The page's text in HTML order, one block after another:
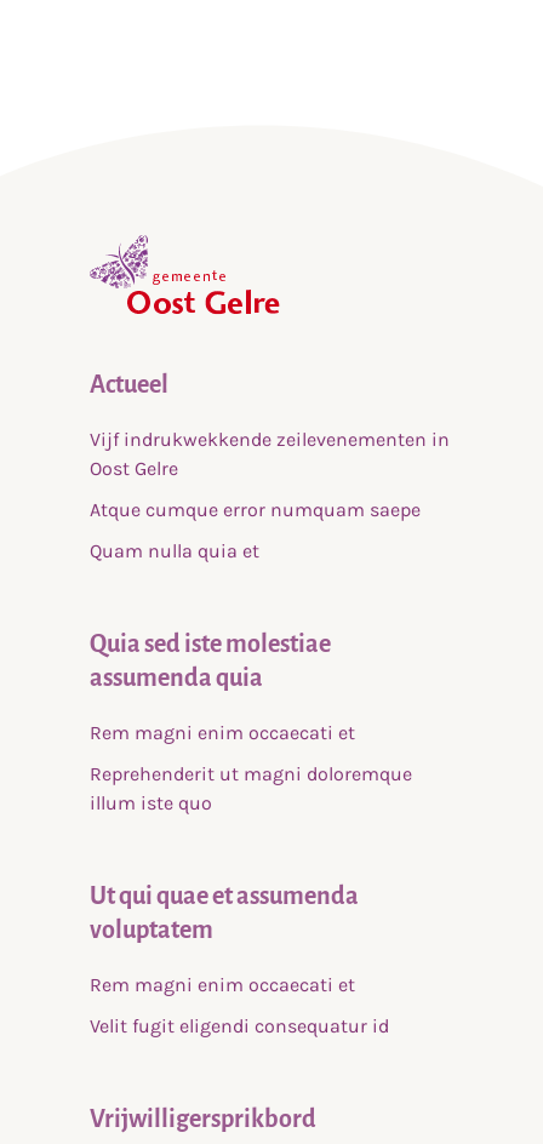
Actueel
Vijf indrukwekkende zeilevenementen in
Oost Gelre
Atque cumque error numquam saepe
Quam nulla quia et
Quia sed iste molestiae
assumenda quia
Rem magni enim occaecati et
Reprehenderit ut magni doloremque
illum iste quo
Ut qui quae et assumenda
voluptatem
Rem magni enim occaecati et
Velit fugit eligendi consequatur id
Vrijwilligersprikbord